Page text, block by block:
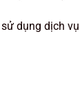
dụng dịch